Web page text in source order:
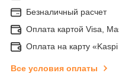
Безналичный расчет
Оплата картой Visa,
Оплата на карту
Все условия оплаты